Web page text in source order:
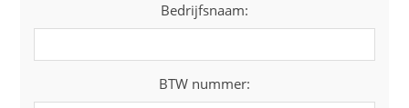
Bedrijfsnaam:
BTW nummer: